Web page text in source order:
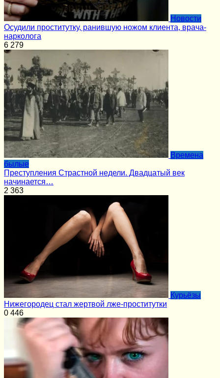
Новости
Осудили проститутку, ранившую ножом клиента, врача-
нарколога
6 279
Времена
былые
Преступления Страстной недели. Двадцатый век
начинается…
2 363
Курьёзы
Нижегородец стал жертвой лже-проститутки
0 446